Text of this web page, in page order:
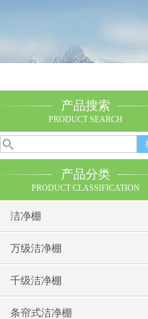
产品搜索
PRODUCT SEARCH
产品分类
PRODUCT CLASSIFICATION
洁净棚
万级洁净棚
千级洁净棚
条帘式洁净棚